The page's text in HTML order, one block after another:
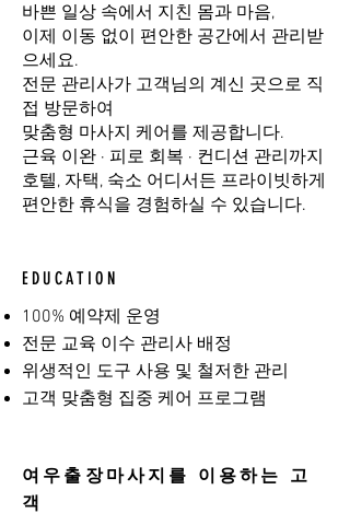
바쁜 일상 속에서 지친 몸과 마음,
이제 이동 없이 편안한 공간에서 관리받
으세요.
전문 관리사가 고객님의 계신 곳으로 직
접 방문하여
맞춤형 마사지 케어를 제공합니다.
근육 이완 · 피로 회복 · 컨디션 관리까지
호텔, 자택, 숙소 어디서든 프라이빗하게
편안한 휴식을 경험하실 수 있습니다.
EDUCATION
100% 예약제 운영
전문 교육 이수 관리사 배정
위생적인 도구 사용 및 철저한 관리
고객 맞춤형 집중 케어 프로그램
여우출장마사지를 이용하는 고
객